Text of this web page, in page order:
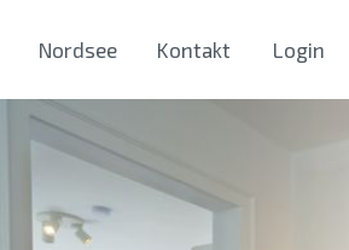
Nordsee Kontakt Login